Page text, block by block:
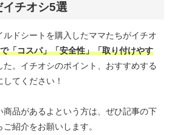
チオシ5選
ドシートを購入したママたちがイチオ
「コスパ」「安全性」「取り付けやす
た。イチオシのポイント、おすすめする
てください！
商品があるよという方は、ぜひ記事の下
紹介をお願いします。